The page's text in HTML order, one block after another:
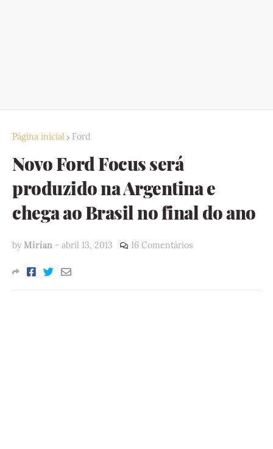
Página inicial Ford
Novo Ford Focus será
produzido na Argentina e
chega ao Brasil no final do ano
by Mirian - abril 13, 2013 16 Comentários